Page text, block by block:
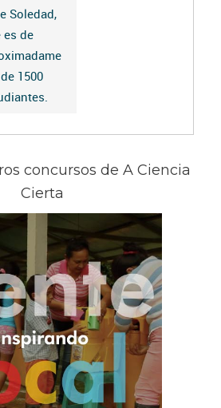
Soledad,
es de
1500
concursos de A Ciencia
Cierta